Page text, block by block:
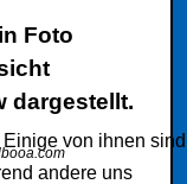
Foto
dargestellt.
von ihnen sind
andere uns